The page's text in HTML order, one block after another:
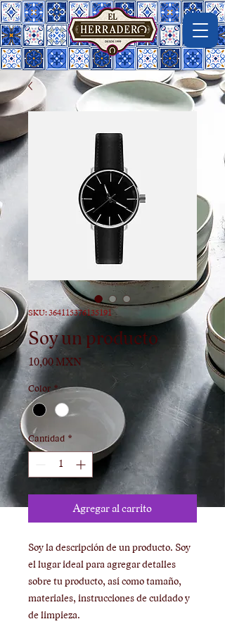
Imágen de macrovector en freepik
SKU: 364115376135191
Soy un producto
10,00 MXN
Color *
Cantidad *
Agregar al carrito
Soy la descripción de un producto. Soy
el lugar ideal para agregar detalles
sobre tu producto, así como tamaño,
materiales, instrucciones de cuidado y
de limpieza.